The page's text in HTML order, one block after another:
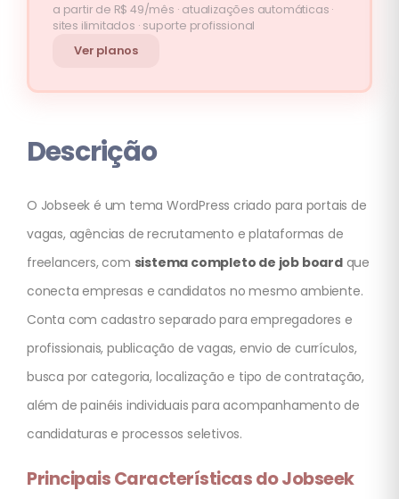
a partir de R$ 49/mês · atualizações automáticas ·
sites ilimitados · suporte profissional
Ver planos
Descrição
O Jobseek é um tema WordPress criado para portais de
vagas, agências de recrutamento e plataformas de
freelancers, com sistema completo de job boardque
conecta empresas e candidatos no mesmo ambiente.
Conta com cadastro separado para empregadores e
profissionais, publicação de vagas, envio de currículos,
busca por categoria, localização e tipo de contratação,
além de painéis individuais para acompanhamento de
candidaturas e processos seletivos.
Principais Características do Jobseek